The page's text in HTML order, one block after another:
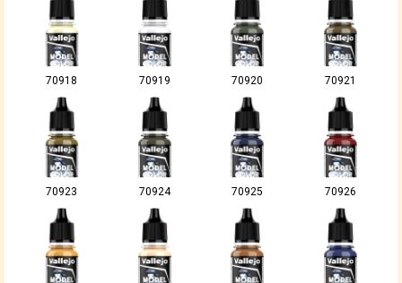
70918 70919 70920 70921
70923 70924 70925 70926